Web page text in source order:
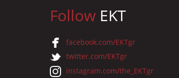
Follow EKT
facebook.com/EKTgr
twitter.com/EKTgr
instagram.com/the_EKTgr